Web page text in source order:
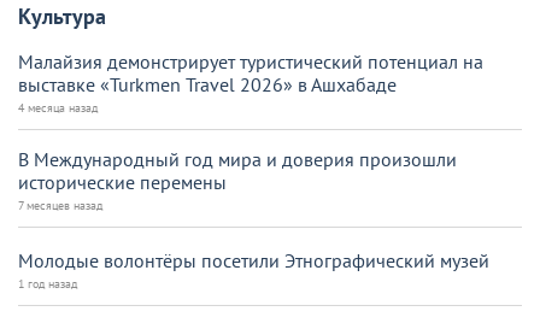
Культура
Малайзия демонстрирует туристический потенциал на
выставке «Turkmen Travel 2026» в Ашхабаде
4 месяца назад
В Международный год мира и доверия произошли
исторические перемены
7 месяцев назад
Молодые волонтёры посетили Этнографический музей
1 год назад